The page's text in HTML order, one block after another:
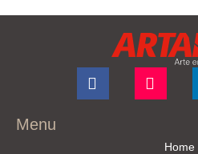
Menu
Home